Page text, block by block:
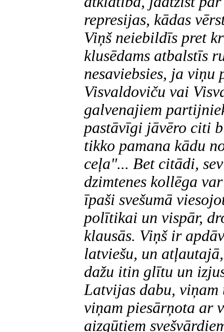
represijas, kādas
Viņš neiebildīs pret
klusēdams atbalstīs
nesaviebsies, ja
Visvaldoviču vai
galvenajiem
pastāvīgi jāvēro citi
tikko pamana kādu
ceļa"... Bet citādi,
dzimtenes kollēga
īpaši svešumā
polītikai un vispār,
klausās. Viņš ir
latviešu, un
dažu itin glītu un
Latvijas dabu,
viņam piesārņota ar
aizgūtiem